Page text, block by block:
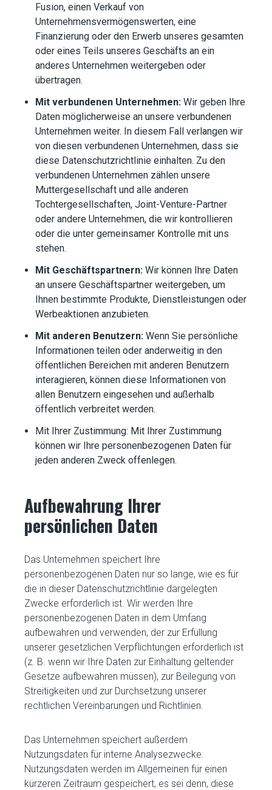
Fusion, einen Verkauf von
Unternehmensvermögenswerten, eine
Finanzierung oder den Erwerb unseres gesamten
oder eines Teils unseres Geschäfts an ein
anderes Unternehmen weitergeben oder
übertragen.
Mit verbundenen Unternehmen: Wir geben Ihre
Daten möglicherweise an unsere verbundenen
Unternehmen weiter. In diesem Fall verlangen wir
von diesen verbundenen Unternehmen, dass sie
diese Datenschutzrichtlinie einhalten. Zu den
verbundenen Unternehmen zählen unsere
Muttergesellschaft und alle anderen
Tochtergesellschaften, Joint-Venture-Partner
oder andere Unternehmen, die wir kontrollieren
oder die unter gemeinsamer Kontrolle mit uns
stehen.
Mit Geschäftspartnern: Wir können Ihre Daten
an unsere Geschäftspartner weitergeben, um
Ihnen bestimmte Produkte, Dienstleistungen oder
Werbeaktionen anzubieten.
Mit anderen Benutzern: Wenn Sie persönliche
Informationen teilen oder anderweitig in den
öffentlichen Bereichen mit anderen Benutzern
interagieren, können diese Informationen von
allen Benutzern eingesehen und außerhalb
öffentlich verbreitet werden.
Mit Ihrer Zustimmung: Mit Ihrer Zustimmung
können wir Ihre personenbezogenen Daten für
jeden anderen Zweck offenlegen.
Aufbewahrung Ihrer
persönlichen Daten
Das Unternehmen speichert Ihre
personenbezogenen Daten nur so lange, wie es für
die in dieser Datenschutzrichtlinie dargelegten
Zwecke erforderlich ist. Wir werden Ihre
personenbezogenen Daten in dem Umfang
aufbewahren und verwenden, der zur Erfüllung
unserer gesetzlichen Verpflichtungen erforderlich ist
(z. B. wenn wir Ihre Daten zur Einhaltung geltender
Gesetze aufbewahren müssen), zur Beilegung von
Streitigkeiten und zur Durchsetzung unserer
rechtlichen Vereinbarungen und Richtlinien.
Das Unternehmen speichert außerdem
Nutzungsdaten für interne Analysezwecke.
Nutzungsdaten werden im Allgemeinen für einen
kürzeren Zeitraum gespeichert, es sei denn, diese